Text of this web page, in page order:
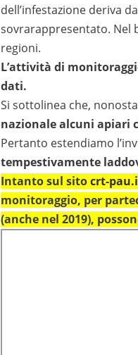
dell’infestazione deriva
sovrarappresentato. Nel
regioni.
L’attività di
dati.
Si sottolinea che,
nazionale alcuni apiari
Pertanto estendiamo
tempestivamente
Intanto sul sitocrt-
monitoraggio, per
(anche nel 2019),